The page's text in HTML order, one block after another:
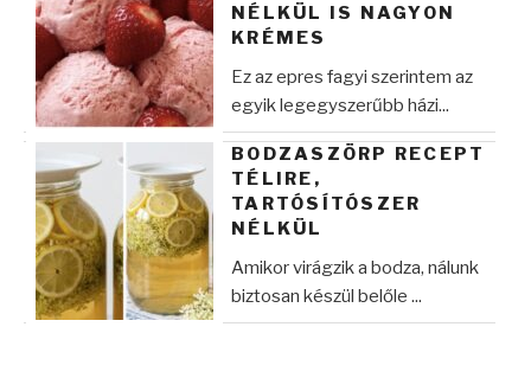
NÉLKÜL IS NAGYON
KRÉMES
Ez az epres fagyi szerintem az
egyik legegyszerűbb házi...
BODZASZÖRP RECEPT
TÉLIRE,
TARTÓSÍTÓSZER
NÉLKÜL
Amikor virágzik a bodza, nálunk
biztosan készül belőle ...